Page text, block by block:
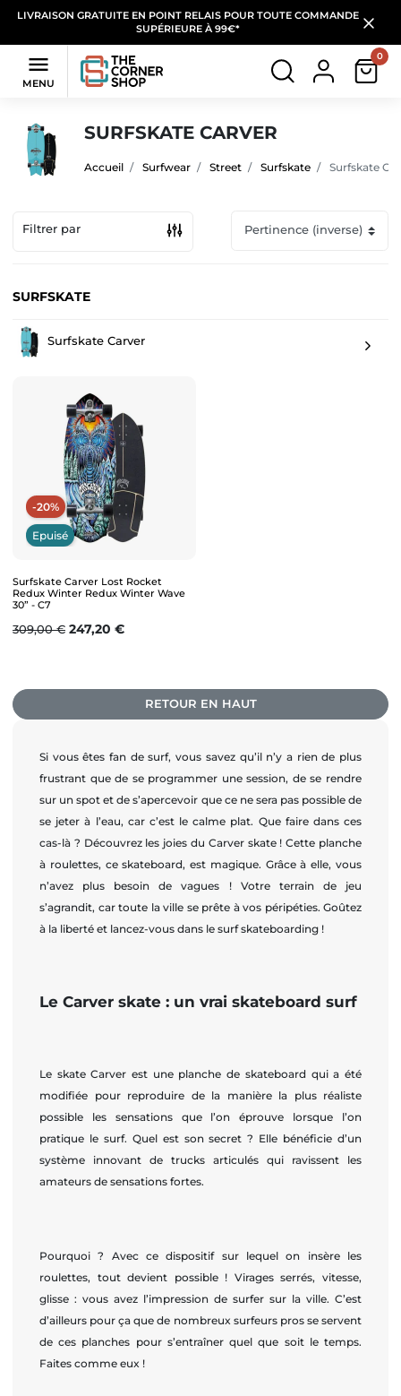
LIVRAISON GRATUITE EN POINT RELAIS POUR TOUTE COMMANDE
SUPÉRIEURE À 99€*

MENU
0
SURFSKATE CARVER
Accueil Surfwear Street Surfskate Surfskate
Filtrer par
SURFSKATE
Surfskate Carver
-20%
Epuisé
Surfskate Carver Lost Rocket
Redux Winter Redux Winter Wave
30” - C7
Prix de base
309,00 € Prix
247,20 €
RETOUR EN HAUT
Si vous êtes fan de surf, vous savez qu’il n’y a rien de plus
frustrant que de se programmer une session, de se rendre
sur un spot et de s’apercevoir que ce ne sera pas possible de
se jeter à l’eau, car c’est le calme plat. Que faire dans ces
cas-là ? Découvrez les joies du Carver skate ! Cette planche
à roulettes, ce skateboard, est magique. Grâce à elle, vous
n’avez plus besoin de vagues ! Votre terrain de jeu
s’agrandit, car toute la ville se prête à vos péripéties. Goûtez
à la liberté et lancez-vous dans le surf skateboarding !
Le Carver skate : un vrai skateboard surf
Le skate Carver est une planche de skateboard qui a été
modifiée pour reproduire de la manière la plus réaliste
possible les sensations que l’on éprouve lorsque l’on
pratique le surf. Quel est son secret ? Elle bénéficie d’un
système innovant de trucks articulés qui ravissent les
amateurs de sensations fortes.
Pourquoi ? Avec ce dispositif sur lequel on insère les
roulettes, tout devient possible ! Virages serrés, vitesse,
glisse : vous avez l’impression de surfer sur la ville. C’est
d’ailleurs pour ça que de nombreux surfeurs pros se servent
de ces planches pour s’entraîner quel que soit le temps.
Faites comme eux !